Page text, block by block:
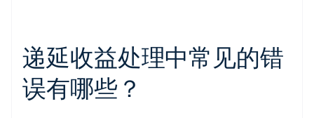
递延收益处理中常见的错
误有哪些？